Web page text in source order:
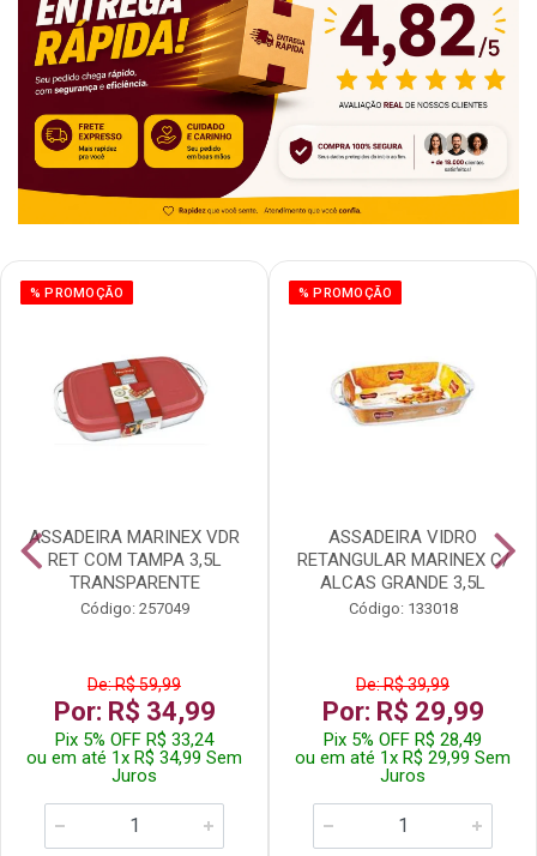
% PROMOÇÃO
ASSADEIRA MARINEX VDR
RET COM TAMPA 3,5L
TRANSPARENTE
Código: 257049
De: R$ 59,99
Por: R$ 34,99
Pix 5% OFF R$ 33,24
ou em até 1x R$ 34,99 Sem
Juros
% PROMOÇÃO
ASSADEIRA VIDRO
RETANGULAR MARINEX C/
ALCAS GRANDE 3,5L
Código: 133018
De: R$ 39,99
Por: R$ 29,99
Pix 5% OFF R$ 28,49
ou em até 1x R$ 29,99 Sem
Juros